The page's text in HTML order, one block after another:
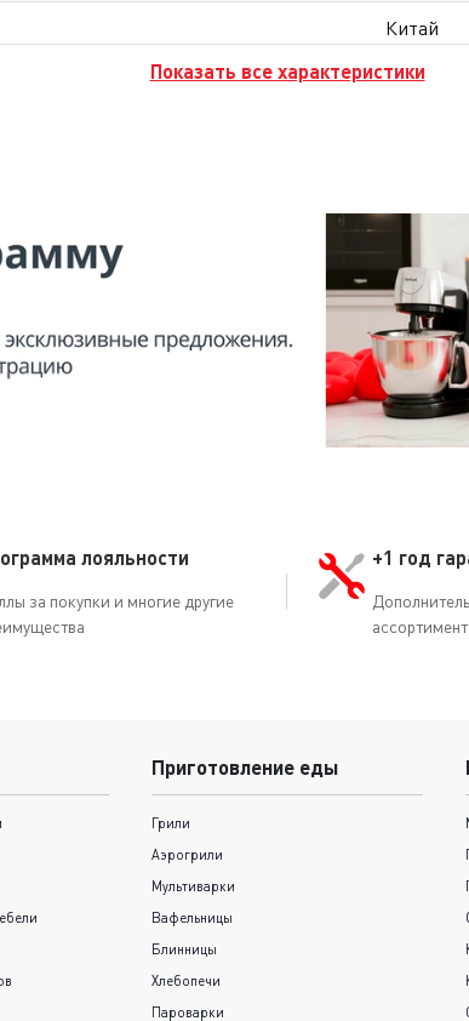
Китай
Показать все характеристики
лояльности
за покупки и многие другие
+1 год
ассортимент
Приготовление еды
Грили
Аэрогрили
Мультиварки
Вафельницы
Блинницы
Хлебопечи
Пароварки